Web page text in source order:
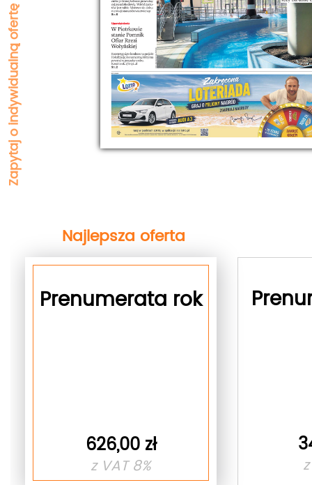
Najlepsza oferta
Prenumerata rok
626,00 zł
z VAT 8%